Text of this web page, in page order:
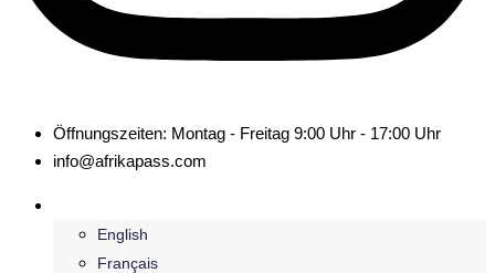
Öffnungszeiten: Montag - Freitag 9:00 Uhr - 17:00 Uhr
info@afrikapass.com
English
Français